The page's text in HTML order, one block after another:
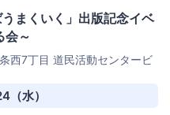
うまくいく」出版記念イベ
会～
西7丁目 道民活動センタービ
水）